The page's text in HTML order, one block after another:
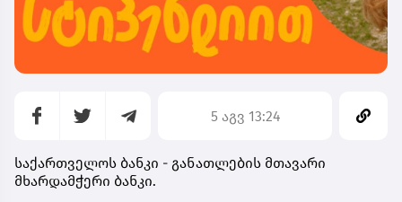
5 აგვ 13:24
საქართველოს ბანკი - განათლების მთავარი
მხარდამჭერი ბანკი.